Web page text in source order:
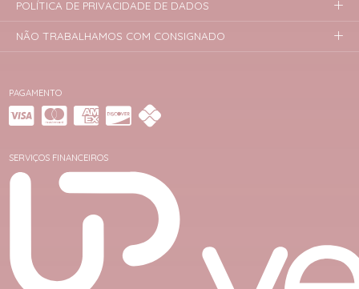
PAGAMENTO
SERVIÇOS FINANCEIROS
POLÍTICA DE PRIVACIDADE DE DADOS
NÃO TRABALHAMOS COM CONSIGNADO